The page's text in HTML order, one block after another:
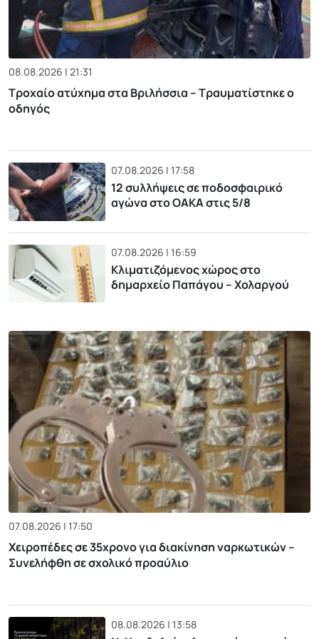
08.08.2026 | 21:31
Τροχαίο ατύχημα στα Βριλήσσια – Τραυματίστηκε ο
οδηγός
07.08.2026 | 17:58
12 συλλήψεις σε ποδοσφαιρικό
αγώνα στο ΟΑΚΑ στις 5/8
07.08.2026 | 16:59
Κλιματιζόμενος χώρος στο
δημαρχείο Παπάγου – Χολαργού
07.08.2026 | 17:50
Χειροπέδες σε 35χρονο για διακίνηση ναρκωτικών –
Συνελήφθη σε σχολικό προαύλιο
08.08.2026 | 13:58